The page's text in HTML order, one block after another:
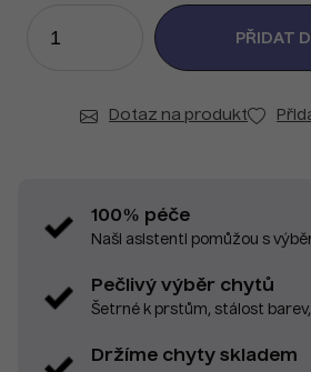
Dotaz na produkt
100% péče
Naši asistenti pomůžou s
Pečlivý výběr chytů
Šetrné k prstům, stálost
Držíme chyty skladem